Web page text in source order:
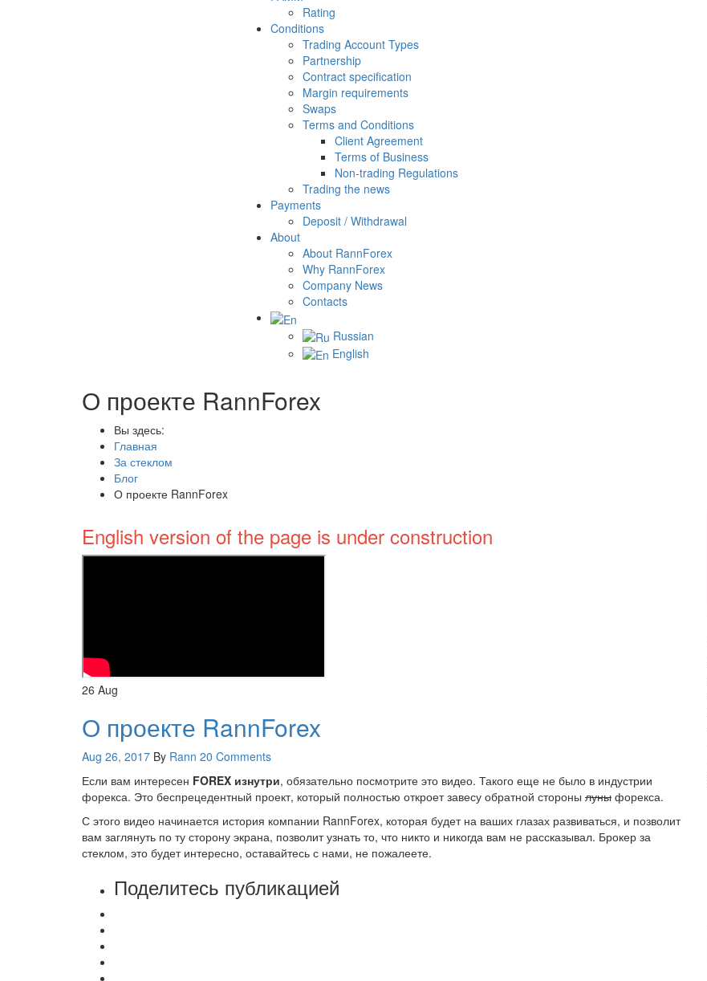
Rating
Conditions
Trading Account Types
Partnership
Contract specification
Margin requirements
Swaps
Terms and Conditions
Client Agreement
Terms of Business
Non-trading Regulations
Trading the news
Payments
Deposit / Withdrawal
About
About RannForex
Why RannForex
Company News
Contacts
Russian
English
О проекте RannForex
Вы здесь:
Главная
За стеклом
Блог
О проекте RannForex
English version of the page is under construction
26 Aug
О проекте RannForex
Aug 26, 2017 By Rann 20 Comments
Если вам интересен FOREX изнутри, обязательно посмотрите это видео. Такого еще не было в индустрии
форекса. Это беспрецедентный проект, который полностью откроет завесу обратной стороны луны форекса.
С этого видео начинается история компании RannForex, которая будет на ваших глазах развиваться, и позволит
вам заглянуть по ту сторону экрана, позволит узнать то, что никто и никогда вам не рассказывал. Брокер за
стеклом, это будет интересно, оставайтесь с нами, не пожалеете.
Поделитесь публикацией